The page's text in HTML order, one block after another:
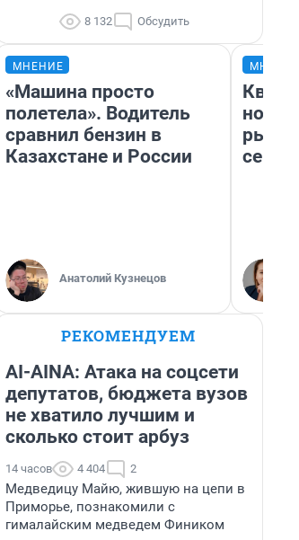
8 132 Обсудить
МНЕНИЕ
«Машина просто
полетела». Водитель
сравнил бензин в
Казахстане и России
Анатолий Кузнецов
но
РЕКОМЕНДУЕМ
AI-AINA: Атака на соцсети
депутатов, бюджета вузов
не хватило лучшим и
сколько стоит арбуз
14 часов 4 404 2
Медведицу Майю, жившую на цепи в
Приморье, познакомили с
гималайским медведем Фиником